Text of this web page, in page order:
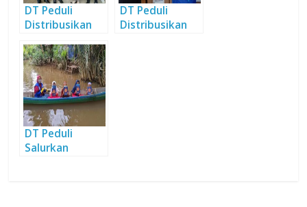
DT Peduli
Distribusikan
Banten
DT Peduli
Distribusikan
DT Peduli
Salurkan